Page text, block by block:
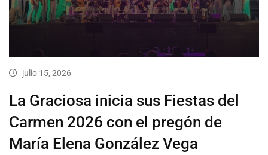
julio 15, 2026
La Graciosa inicia sus Fiestas del
Carmen 2026 con el pregón de
María Elena González Vega